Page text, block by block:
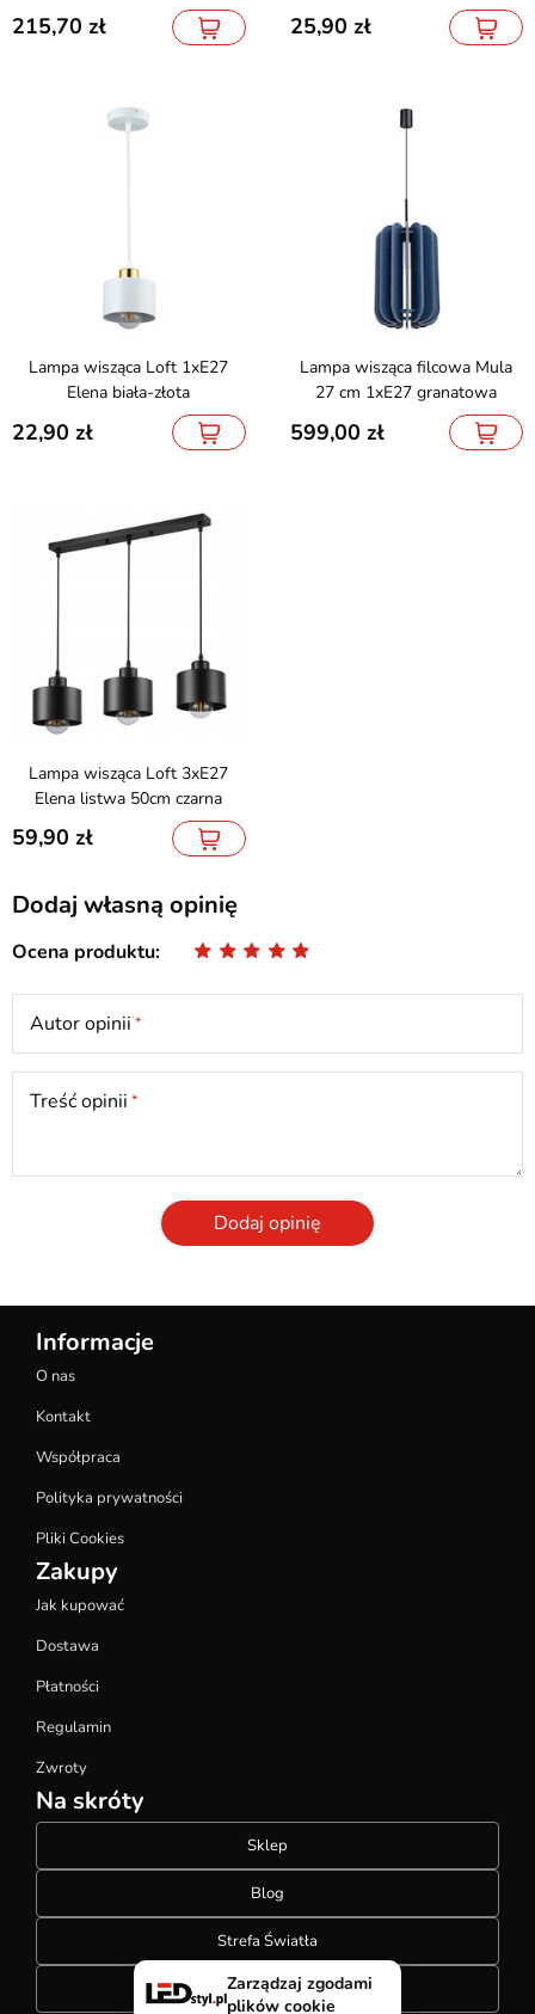
215,70 25,90
Lampa wisząca Loft 1xE27
Elena biała-złota
22,90
Lampa wisząca filcowa Mula
27 cm 1xE27 granatowa
599,00
Lampa wisząca Loft 3xE27
Elena listwa 50cm czarna
59,90
Dodaj własną opinię
Ocena produktu
Autor opinii
Treść opinii
Dodaj opinię
Informacje
O nas
Kontakt
Współpraca
Polityka prywatności
Pliki Cookies
Zakupy
Jak kupować
Dostawa
Płatności
Regulamin
Zwroty
Na skróty
Sklep
Blog
Strefa Światła
Konfigurator szynoprzewodów
Zarządzaj zgodami
plików cookie